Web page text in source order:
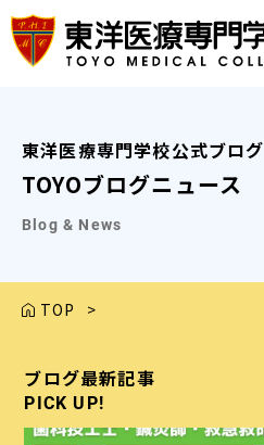
東洋医療専門学校公式ブログ
TOYOブログニュース
Blog & News
TOP >
ブログ最新記事
PICK UP!
ブログ最新記事
PICK UP!
ブログ最新記事
PICK UP!
ブログ最新記事
PICK UP!
ブログ最新記事
PICK UP!